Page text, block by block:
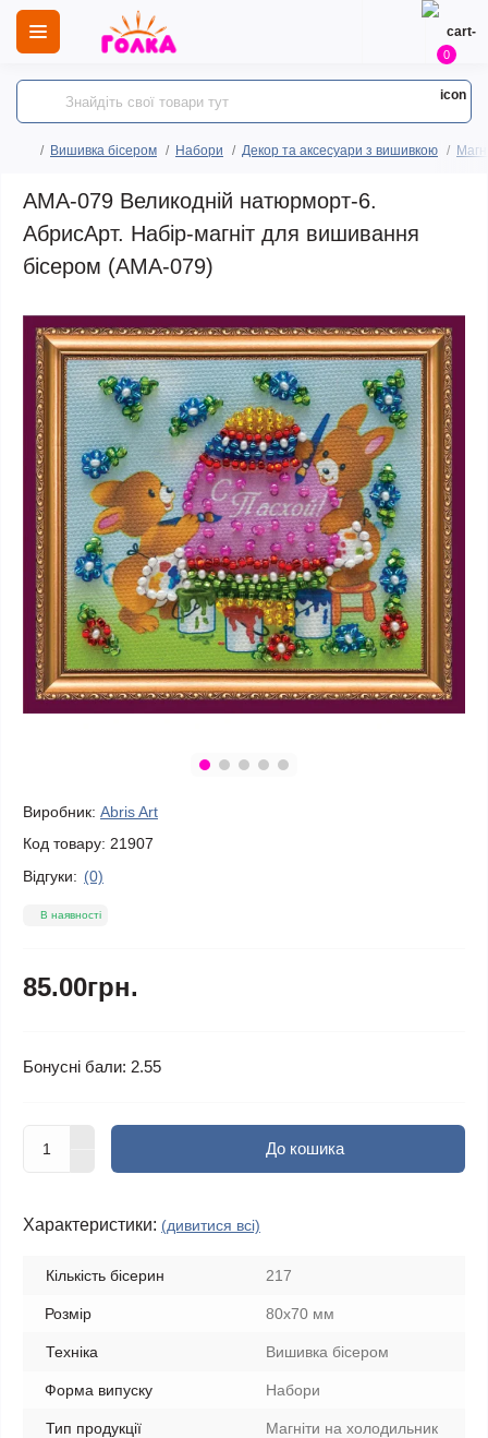
0
Вишивка бісером Набори Декор та аксесуари з вишивкою
AMA-079 Великодній натюрморт-6.
АбрисАрт. Набір-магніт для вишивання
бісером (АМА-079)
Виробник: Abris Art
Код товару: 21907
Відгуки: (0)
В наявності
85.00грн.
Бонусні бали: 2.55
До кошика
Характеристики: (дивитися всі)
Кількість бісерин 217
Розмір 80х70 мм
Техніка Вишивка бісером
Форма випуску Набори
Тип продукції Магніти на холодильник